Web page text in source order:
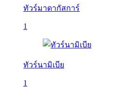
ทัวร์มาดากัสการ์
1
ทัวร์นามิเบีย
1